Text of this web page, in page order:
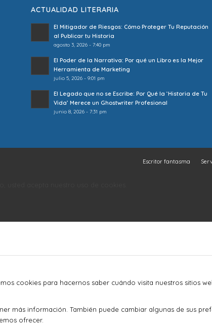
ACTUALIDAD LITERARIA
El Mitigador de Riesgos: Cómo Proteger Tu Reputación
al Publicar tu Historia
agosto 3, 2026 - 7:40 pm
El Poder de la Narrativa: Por qué un Libro es la Mejor
Herramienta de Marketing
julio 5, 2026 - 9:01 pm
El Legado que no se Escribe: Por Qué la ‘Historia de Tu
Vida’ Merece un Ghostwriter Profesional
junio 8, 2026 - 7:31 pm
Escritor fantasma
cookies para hacernos saber cuándo visita nuestros sitios
más información. También puede cambiar algunas de sus
ofrecer.